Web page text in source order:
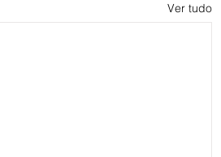
Ver tudo